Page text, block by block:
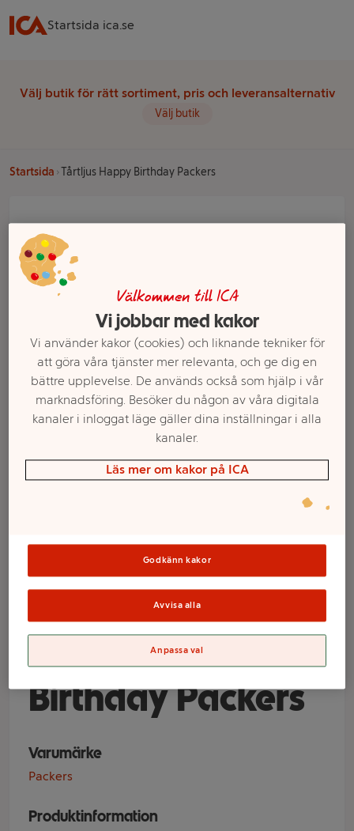
Startsida ica.se
Välj butik för rätt sortiment, pris och leveransalternativ
Välj butik
Startsida Tårtljus Happy Birthday Packers
Tårtljus Happy
Birthday Packers
Varumärke
Packers
Produktinformation
Välj butik och handla
Sortimentet kan variera mellan butikerna
Välkommen till ICA
Vi jobbar med kakor
Vi använder kakor (cookies) och liknande tekniker för
att göra våra tjänster mer relevanta, och ge dig en
bättre upplevelse. De används också som hjälp i vår
marknadsföring. Besöker du någon av våra digitala
kanaler i inloggat läge gäller dina inställningar i alla
kanaler.
Läs mer om kakor på ICA
Godkänn kakor
Avvisa alla
Anpassa val